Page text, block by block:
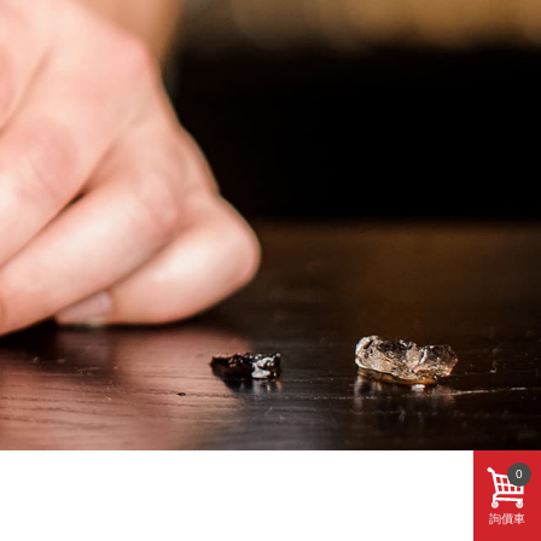
詢價車
0